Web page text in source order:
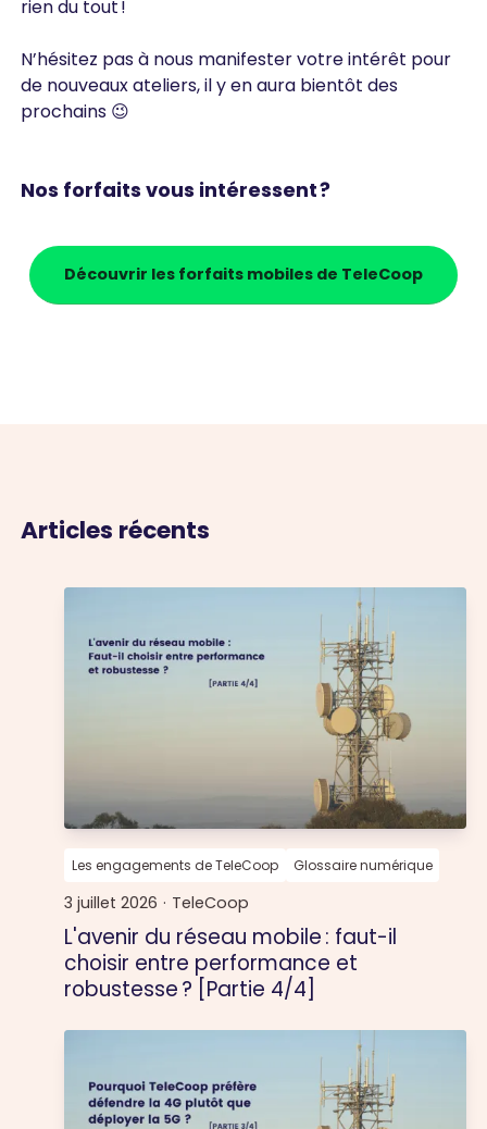
rien du tout !
N’hésitez pas à nous manifester votre intérêt pour
de nouveaux ateliers, il y en aura bientôt des
prochains 😉
Nos forfaits vous intéressent ?
Découvrir les forfaits mobiles de TeleCoop
Articles récents
L'avenir du réseau mobile : faut-il
choisir entre performance et
robustesse ? [Partie 4/4]
Les engagements de TeleCoop Glossaire numérique
3 juillet 2026 · TeleCoop